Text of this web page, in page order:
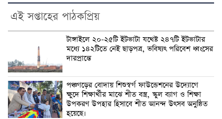
এই সপ্তাহের পাঠকপ্রিয়
টাঙ্গাইলে ২০-২৫টি ইটভাটা যথেষ্ট ২৪৭টি ইটভাটার
মধ্যে ১৪২টিতে নেই ছাড়পত্র, ভবিষ্যৎ পরিবেশ ধ্বংসের
দারপ্রান্তে
পঞ্চগড়ের বোদায় শিশুস্বর্গ ফাউন্ডেশনের উদ্যোগে
ক্ষুদে শিক্ষার্থীর মাঝে শীত বস্ত্র, স্কুল ব্যাগ ও শিক্ষা
উপকরণ উপহার হিসাবে শীত আনন্দ উৎসব অনুষ্ঠিত
হয়েছে।